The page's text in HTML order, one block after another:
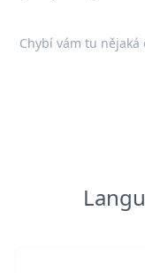
Chybí vám tu nějaká